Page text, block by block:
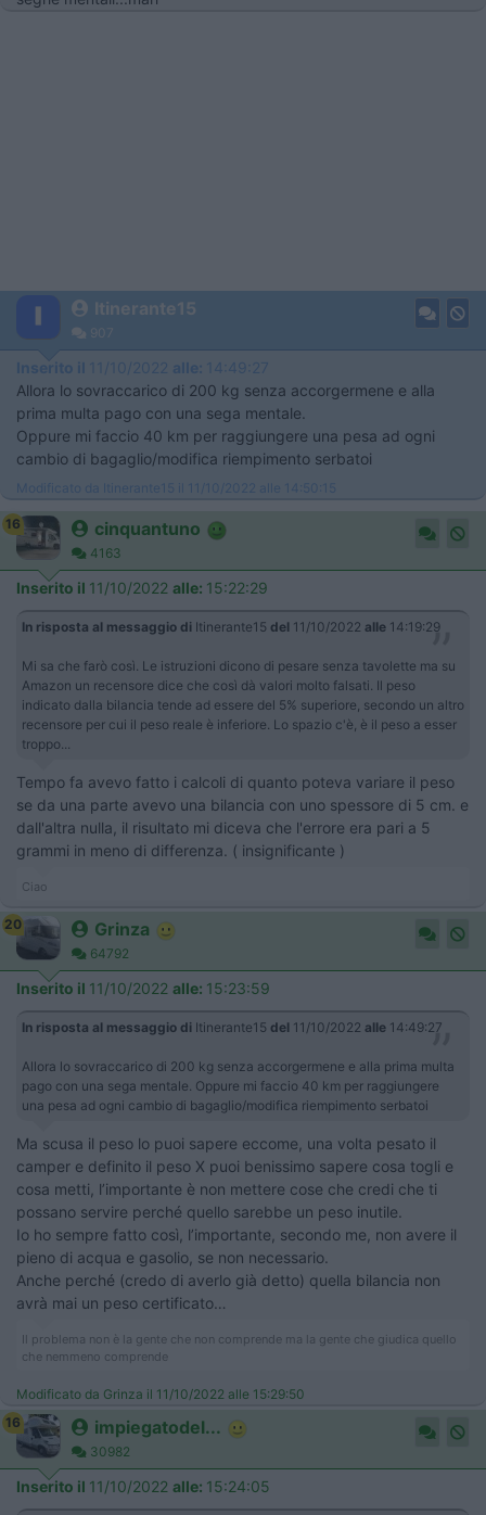
Itinerante15
907
Inserito il 11/10/2022 alle: 14:49:27
Allora lo sovraccarico di 200 kg senza accorgermene e alla
prima multa pago con una sega mentale.
Oppure mi faccio 40 km per raggiungere una pesa ad ogni
cambio di bagaglio/modifica riempimento serbatoi
Modificato da Itinerante15 il 11/10/2022 alle 14:50:15
16 cinquantuno
4163
Inserito il 11/10/2022 alle: 15:22:29
In risposta al messaggio di Itinerante15 del 11/10/2022 alle 14:19:29
Mi sa che farò così. Le istruzioni dicono di pesare senza tavolette ma su
Amazon un recensore dice che così dà valori molto falsati. Il peso
indicato dalla bilancia tende ad essere del 5% superiore, secondo un altro
recensore per cui il peso reale è inferiore. Lo spazio c'è, è il peso a esser
troppo...
Tempo fa avevo fatto i calcoli di quanto poteva variare il peso
se da una parte avevo una bilancia con uno spessore di 5 cm. e
dall'altra nulla, il risultato mi diceva che l'errore era pari a 5
grammi in meno di differenza. ( insignificante )
Ciao
20 Grinza
64792
Inserito il 11/10/2022 alle: 15:23:59
In risposta al messaggio di Itinerante15 del 11/10/2022 alle 14:49:27
Allora lo sovraccarico di 200 kg senza accorgermene e alla prima multa
pago con una sega mentale. Oppure mi faccio 40 km per raggiungere
una pesa ad ogni cambio di bagaglio/modifica riempimento serbatoi
Ma scusa il peso lo puoi sapere eccome, una volta pesato il
camper e definito il peso X puoi benissimo sapere cosa togli e
cosa metti, l’importante è non mettere cose che credi che ti
possano servire perché quello sarebbe un peso inutile.
Io ho sempre fatto così, l’importante, secondo me, non avere il
pieno di acqua e gasolio, se non necessario.
Anche perché (credo di averlo già detto) quella bilancia non
avrà mai un peso certificato…
Il problema non è la gente che non comprende ma la gente che giudica quello
che nemmeno comprende
Modificato da Grinza il 11/10/2022 alle 15:29:50
16
impiegatodel...
30982
Inserito il 11/10/2022 alle: 15:24:05